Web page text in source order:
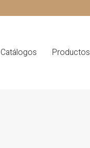
Catálogos Productos